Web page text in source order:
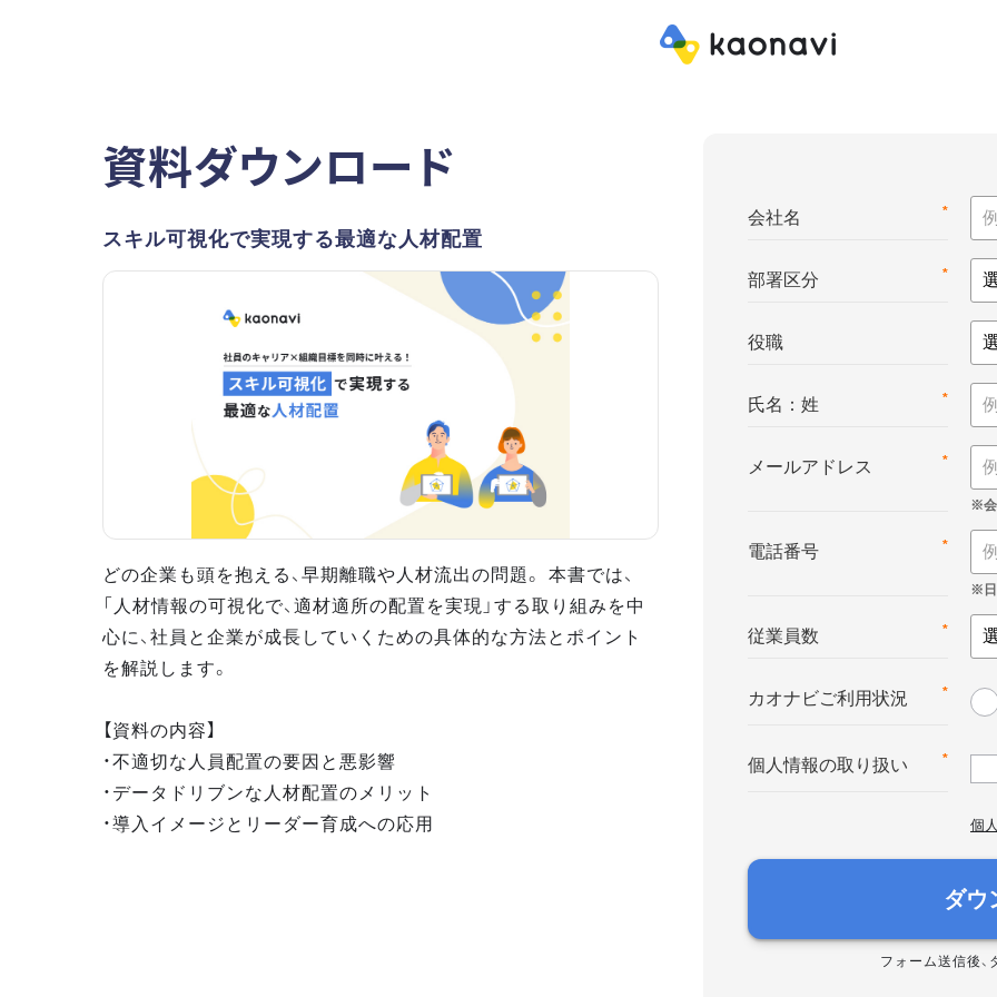
資料ダウンロード
スキル可視化で実現する最適な人材配置
どの企業も頭を抱える、早期離職や人材流出の問題。 本書では、
「人材情報の可視化で、適材適所の配置を実現」する取り組みを中
心に、社員と企業が成長していくための具体的な方法とポイント
を解説します。
【資料の内容】
・不適切な人員配置の要因と悪影響
・データドリブンな人材配置のメリット
・導入イメージとリーダー育成への応用
*
会社名
*
部署区分
役職
*
氏名：姓
*
メールアドレス
*
電話番号
*
従業員数
*
カオナビご利用状況
*
個人情報の取り扱い
個
ダウ
フォーム送信後